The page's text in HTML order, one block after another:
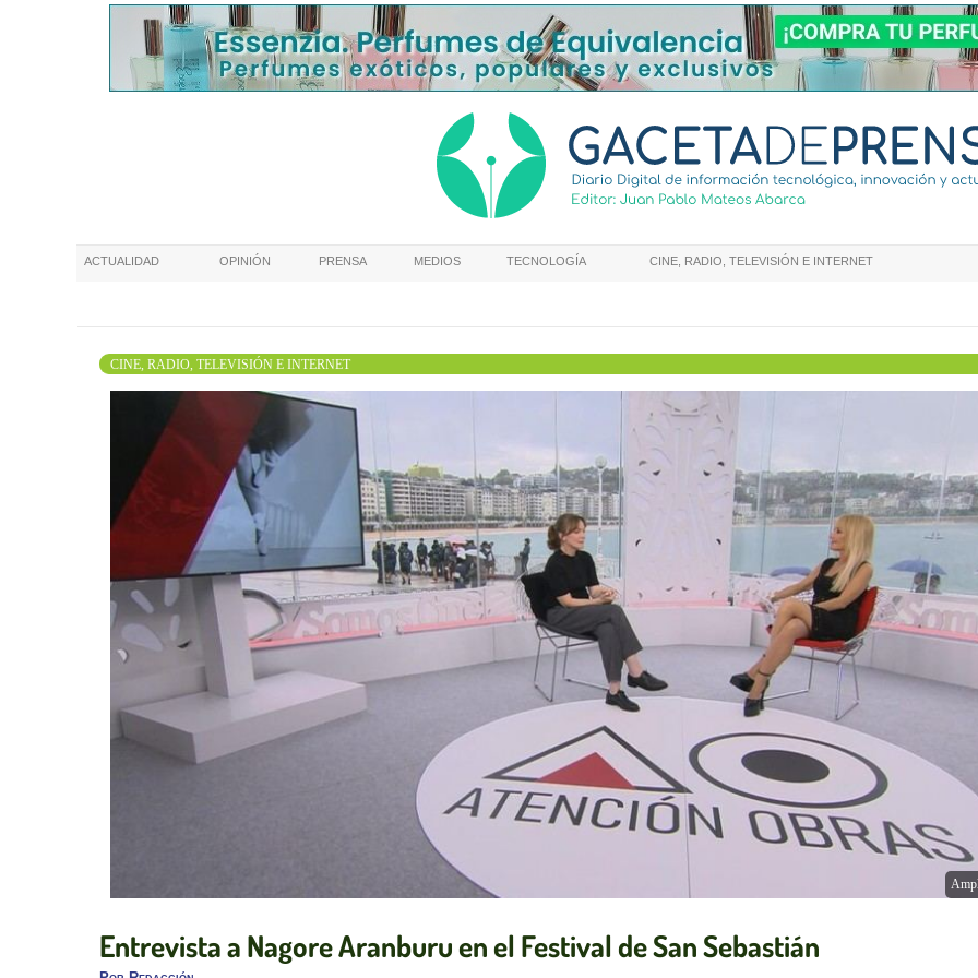
ACTUALIDAD OPINIÓN PRENSA MEDIOS TECNOLOGÍA CINE, RADIO, TELEVISIÓN E INTERNET
CINE, RADIO, TELEVISIÓN E INTERNET
Entrevista a Nagore Aranburu en el Festival de San Sebastián